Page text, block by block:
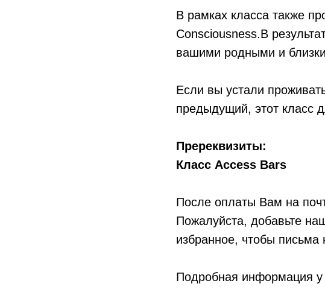
В рамках класса также
Consciousness.В
вашими родными и
Если вы устали
предыдущий, этот класс
Пререквизиты:
Класс Access Bars
После оплаты Вам на
Пожалуйста, добавьте
избранное, чтобы
Подробная информация у